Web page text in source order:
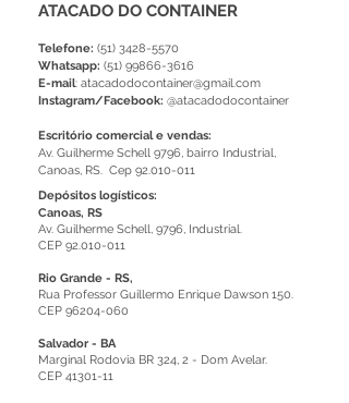
ATACADO DO CONTAINER
Telefone: (51) 3428-5570
Whatsapp: (51) 99866-3616
E-mail: atacadodocontainer@gmail.com
Instagram/Facebook: @atacadodocontainer
Escritório comercial e vendas:
Av. Guilherme Schell 9796, bairro Industrial,
Canoas, RS. Cep 92.010-011
Depósitos logísticos:
Canoas, RS
Av. Guilherme Schell, 9796, Industrial.
CEP 92.010-011
Rio Grande - RS,
Rua Professor Guillermo Enrique Dawson 150.
CEP 96204-060
Salvador - BA
Marginal Rodovia BR 324, 2 - Dom Avelar.
CEP 41301-11